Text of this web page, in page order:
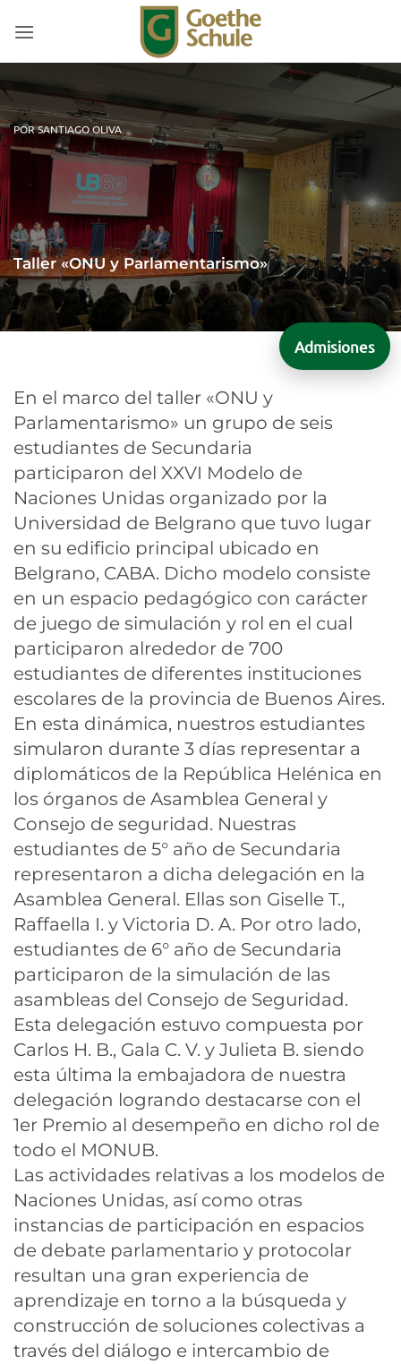
POR SANTIAGO OLIVA
Taller «ONU y Parlamentarismo»
En el marco del taller «ONU y
Parlamentarismo» un grupo de seis
estudiantes de Secundaria
participaron del XXVI Modelo de
Naciones Unidas organizado por la
Universidad de Belgrano que tuvo lugar
en su edificio principal ubicado en
Belgrano, CABA. Dicho modelo consiste
en un espacio pedagógico con carácter
de juego de simulación y rol en el cual
participaron alrededor de 700
estudiantes de diferentes instituciones
escolares de la provincia de Buenos Aires.
En esta dinámica, nuestros estudiantes
simularon durante 3 días representar a
diplomáticos de la República Helénica en
los órganos de Asamblea General y
Consejo de seguridad. Nuestras
estudiantes de 5° año de Secundaria
representaron a dicha delegación en la
Asamblea General. Ellas son Giselle T.,
Raffaella I. y Victoria D. A. Por otro lado,
estudiantes de 6° año de Secundaria
participaron de la simulación de las
asambleas del Consejo de Seguridad.
Esta delegación estuvo compuesta por
Carlos H. B., Gala C. V. y Julieta B. siendo
esta última la embajadora de nuestra
delegación logrando destacarse con el
1er Premio al desempeño en dicho rol de
todo el MONUB.
Las actividades relativas a los modelos de
Naciones Unidas, así como otras
instancias de participación en espacios
de debate parlamentario y protocolar
resultan una gran experiencia de
aprendizaje en torno a la búsqueda y
construcción de soluciones colectivas a
través del diálogo e intercambio de
Admisiones